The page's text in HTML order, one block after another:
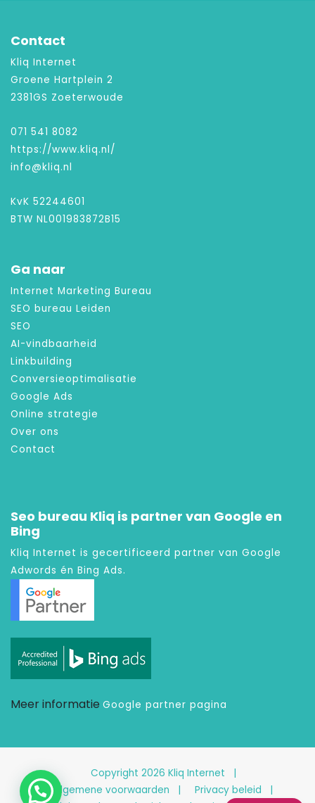
Contact
Kliq Internet
Groene Hartplein 2
2381GS Zoeterwoude
071 541 8082
https://www.kliq.nl/
info@kliq.nl
KvK 52244601
BTW NL001983872B15
Ga naar
Internet Marketing Bureau
SEO bureau Leiden
SEO
AI-vindbaarheid
Linkbuilding
Conversieoptimalisatie
Google Ads
Online strategie
Over ons
Contact
Seo bureau Kliq is partner van Google en
Bing
Kliq Internet is gecertificeerd partner van Google
Adwords én Bing Ads.
Meer informatie Google partner pagina
Copyright 2026 Kliq Internet
Algemene voorwaarden
Privacy beleid